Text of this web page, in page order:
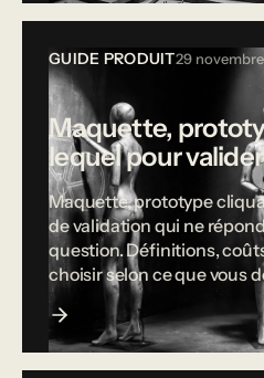
GUIDE PRODUIT29
Maquette,
lequel pour
Maquette, prototype
de validation qui ne
question. Définitions,
choisir selon ce que vous